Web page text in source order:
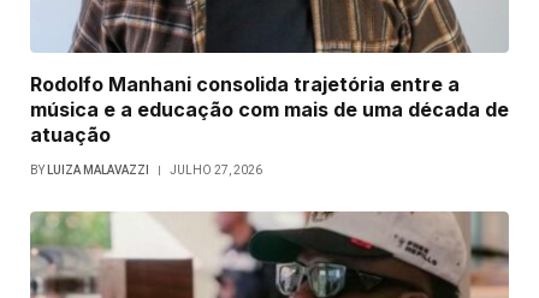
Rodolfo Manhani consolida trajetória entre a
música e a educação com mais de uma década de
atuação
BY LUIZA MALAVAZZI JULHO 27, 2026